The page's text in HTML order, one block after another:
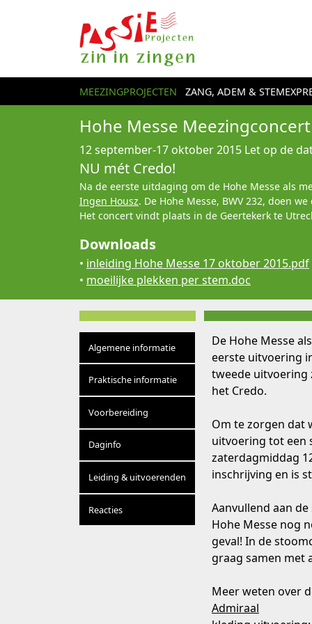
MEEZINGPROJECTEN ZANG, ADEM &
Hohe Messe
12 september-17 oktober 2015 Let op de
NU mét Credo!
Na de eerste uitdaging om de Hohe Messe als
Ingen Housz. De Hohe Messe, BWV 232, doen
Het concert vindt plaats in de Geertekerk te
Downloads
• inleiding Hohe Messe 17 oktober 2015.pdf
• moeilijke plekken per stem.doc
Algemene informatie
Praktische informatie
Voorbereiding
Daginfo
Leiding & uitvoerenden
Reacties
De Hohe Messe
eerste uitvoering
tweede uitvoering
het Credo.
Om te zorgen dat
uitvoering tot een
zaterdagmiddag
inschrijving en is
Aanvullend aan
Hohe Messe nog
geval! In de
graag samen met
Meer weten over
Admiraal